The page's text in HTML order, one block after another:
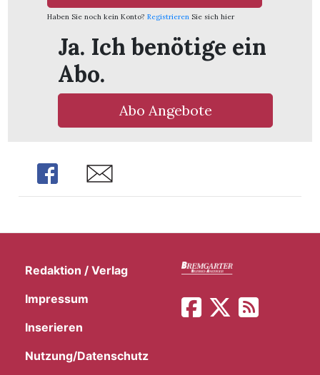
Haben Sie noch kein Konto? Registrieren Sie sich hier
Ja. Ich benötige ein
Abo.
Abo Angebote
Share Share
Redaktion / Verlag
Impressum
Inserieren
Nutzung/Datenschutz